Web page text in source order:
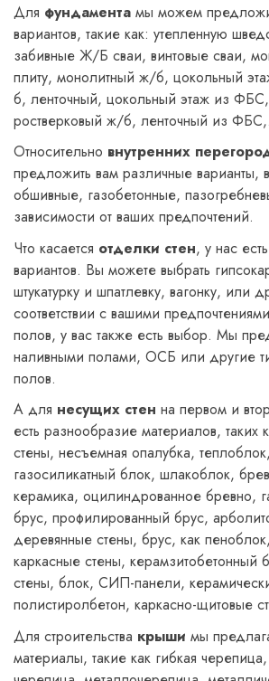
Для фундамента мы можем
вариантов, такие как: утепленную
забивные Ж/Б сваи, винтовые сваи,
плиту, монолитный ж/б, цокольный
б, ленточный, цокольный этаж из
ростверковый ж/б, ленточный из ФБС,.
Относительно внутренних
предложить вам различные варианты,
обшивные, газобетонные,
зависимости от ваших предпочтений.
Что касается отделки стен, у нас
вариантов. Вы можете выбрать
штукатурку и шпатлевку, вагонку, или
соответствии с вашими
полов, у вас также есть выбор. Мы
наливными полами, ОСБ или другие
полов.
А для несущих стен на первом и
есть разнообразие материалов, таких
стены, несъемная опалубка,
газосиликатный блок, шлакоблок,
керамика, оцилиндрованное бревно,
брус, профилированный брус,
деревянные стены, брус, как
каркасные стены, керамзитобетонный
стены, блок, СИП-панели,
полистиролбетон, каркасно-щитовые
Для строительства крыши мы
материалы, такие как гибкая